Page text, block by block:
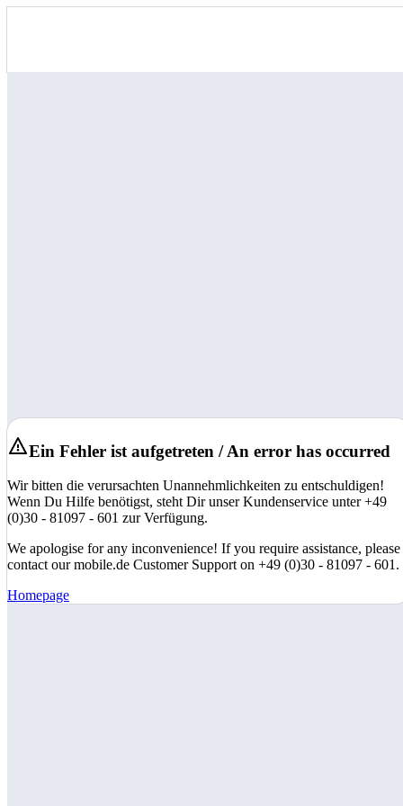
Ein Fehler ist aufgetreten / An error has occurred
Wir bitten die verursachten Unannehmlichkeiten zu entschuldigen!
Wenn Du Hilfe benötigst, steht Dir unser Kundenservice unter +49
(0)30 - 81097 - 601 zur Verfügung.
We apologise for any inconvenience! If you require assistance, please
contact our mobile.de Customer Support on +49 (0)30 - 81097 - 601.
Homepage